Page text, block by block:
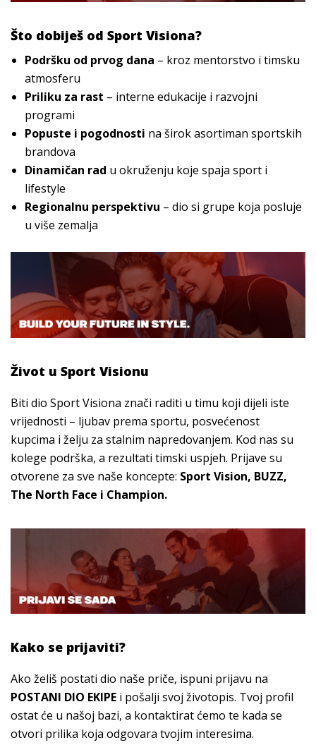
Što dobiješ od Sport Visiona?
Podršku od prvog dana – kroz mentorstvo i timsku
atmosferu
Priliku za rast – interne edukacije i razvojni
programi
Popuste i pogodnosti na širok asortiman sportskih
brandova
Dinamičan rad u okruženju koje spaja sport i
lifestyle
Regionalnu perspektivu – dio si grupe koja posluje
u više zemalja
Život u Sport Visionu
Biti dio Sport Visiona znači raditi u timu koji dijeli iste
vrijednosti – ljubav prema sportu, posvećenost
kupcima i želju za stalnim napredovanjem. Kod nas su
kolege podrška, a rezultati timski uspjeh. Prijave su
otvorene za sve naše koncepte: Sport Vision, BUZZ,
The North Face i Champion.
Kako se prijaviti?
Ako želiš postati dio naše priče, ispuni prijavu na
POSTANI DIO EKIPE i pošalji svoj životopis. Tvoj profil
ostat će u našoj bazi, a kontaktirat ćemo te kada se
otvori prilika koja odgovara tvojim interesima.